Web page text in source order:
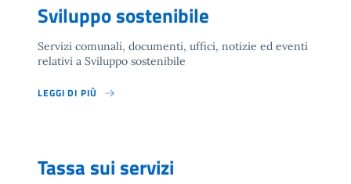
Sviluppo sostenibile
Servizi comunali, documenti, uffici, notizie ed eventi
relativi a Sviluppo sostenibile
LEGGI DI PIÙ
Tassa sui servizi